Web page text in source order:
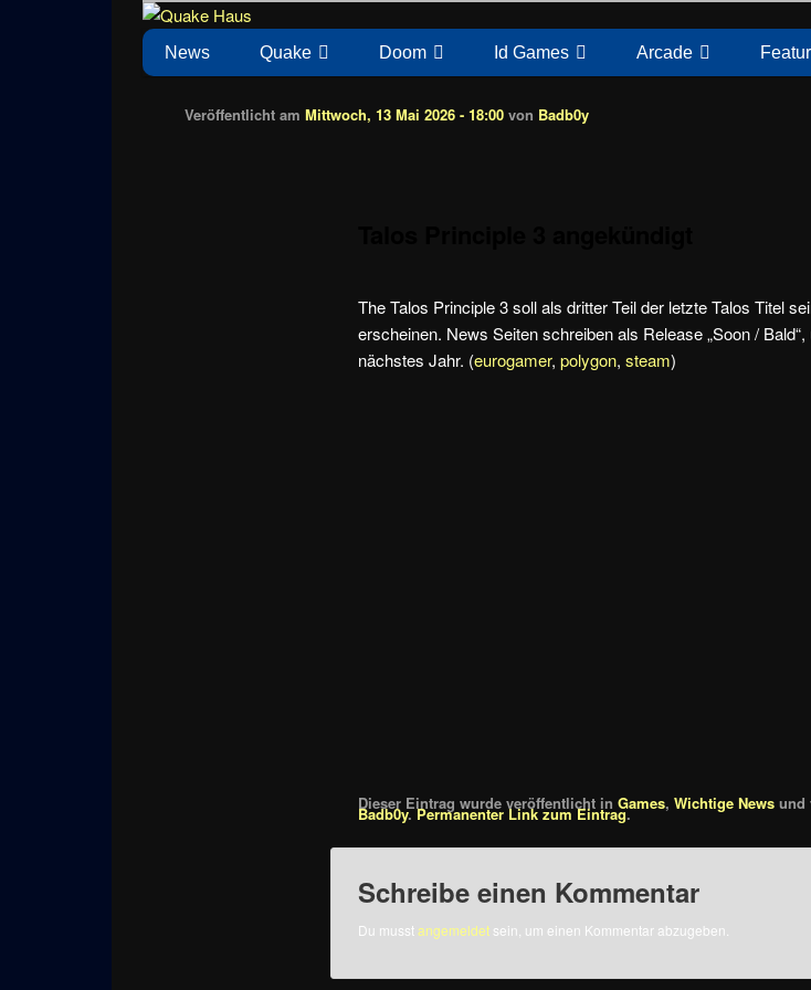
Quake Haus
News zu Quake, Doom, FPS, Arcade
Hauptmenü
News Quake Doom Id Games Arcade
Veröffentlicht amMittwoch, 13 Mai 2026 - 18:00 von Badb0y
The Talos Principle 3 soll als dritter Teil der letzte Talos Titel
erscheinen. News Seiten schreiben als Release „Soon /
nächstes Jahr. (eurogamer,polygon,steam)
Dieser Eintrag wurde veröffentlicht inGames,Wichtige News und
Badb0y.Permanenter Link zum Eintrag.
Schreibe einen Kommentar
Du musstangemeldet sein, um einen Kommentar abzugeben.